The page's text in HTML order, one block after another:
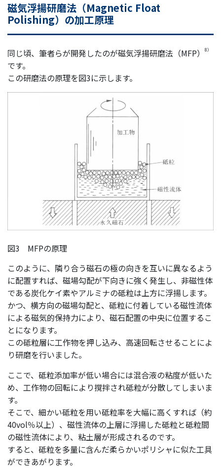
磁気浮揚研磨法（Magnetic Float
Polishing）の加工原理
同じ頃、筆者らが開発したのが磁気浮揚研磨法（MFP） 8）
です。
この研磨法の原理を図3に示します。
図3 MFPの原理
このように、隣り合う磁石の極の向きを互いに異なるよう
に配置すれば、磁場勾配が下向きに強く発生し、非磁性体
である炭化ケイ素やアルミナの砥粒は上方に浮揚します。
かつ、横方向の磁場勾配と、砥粒に付着している磁性流体
による磁気的保持力により、磁石配置の中央に位置するこ
とになります。
この砥粒層に工作物を押し込み、高速回転させることによ
り研磨を行いました。
ここで、砥粒添加率が低い場合には混合液の粘度が低いた
め、工作物の回転により撹拌され砥粒が分散してしまいま
す。
そこで、細かい砥粒を用い砥粒率を大幅に高くすれば（約
40vol％以上）、磁性流体の上層に浮揚した砥粒と砥粒間
の磁性流体により、粘土層が形成されるのです。
すると、砥粒を多量に含んだ柔らかいポリシャに似た工具
ができあがります。